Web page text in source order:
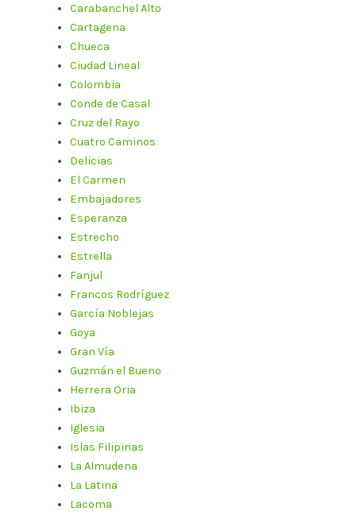
Carabanchel Alto
Cartagena
Chueca
Ciudad Lineal
Colombia
Conde de Casal
Cruz del Rayo
Cuatro Caminos
Delicias
El Carmen
Embajadores
Esperanza
Estrecho
Estrella
Fanjul
Francos Rodríguez
García Noblejas
Goya
Gran Vía
Guzmán el Bueno
Herrera Oria
Ibiza
Iglesia
Islas Filipinas
La Almudena
La Latina
Lacoma